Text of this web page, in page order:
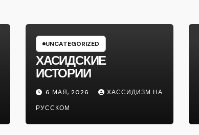
UNCATEGORIZED
ХАСИДСКИЕ
ИСТОРИИ
6 МАЯ, 2026
ХАССИДИЗМ НА
РУССКОМ